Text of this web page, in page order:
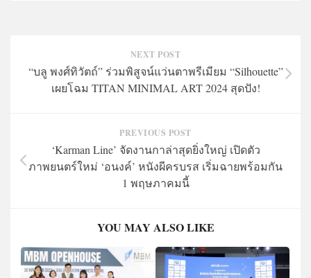
NEXT POST
“บลู พงศ์ทิวัตถ์” ร่วมพิสูจน์แว่นตาพรีเมียม “Silhouette”
เผยโฉม TITAN MINIMAL ART 2024 สุดปัง!
PREVIOUS POST
‘Karman Line’ จัดงานกาล่าสุดยิ่งใหญ่ เปิดตัว
ภาพยนตร์ใหม่ ‘อนงค์’ หนังผีครบรส เริ่มฉายพร้อมกัน
1 พฤษภาคมนี้
YOU MAY ALSO LIKE